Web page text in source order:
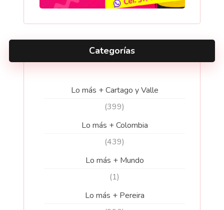
Categorías
Lo más + Cartago y Valle
(399)
Lo más + Colombia
(439)
Lo más + Mundo
(1)
Lo más + Pereira